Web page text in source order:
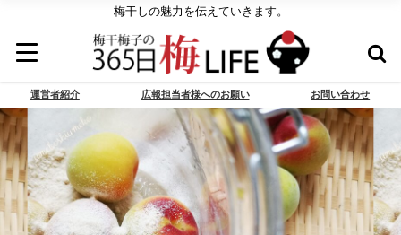
梅干しの魅力を伝えていきます。
運営者紹介 広報担当者様へのお願い お問い合わせ